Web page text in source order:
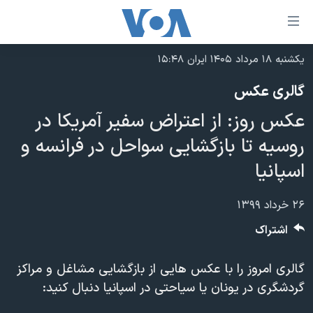
لینکهای
قابل
دسترسی
جهش
محتوای
اصلی
جهش
به
صفحه
جهش
جستجو
نسخه سبک وب‌سایت
موضوع ها
ایران
آمریکا
جهان
ورزشی
ویژه برنامه‌ها
برنامه های تلویزیونی
جدول برنامه ها
صفحه‌های ویژه
جام جهانی ۲۰۲۶
۲۵۰سالگی آمریکا
فرکانس‌های صدای آمریکا
یادگیری زبان انگلیسی
یکشنبه ۱۸ مرداد ۱۴۰۵ ایران ۱۵:۴۸
گالری عکس
عکس روز: از اعتراض سفیر آمریکا در
روسیه تا بازگشایی سواحل در فرانسه و
اسپانیا
۲۶ خرداد ۱۳۹۹
گالری امروز را با عکس هایی از بازگشایی مشاغل و مراکز
گردشگری در یونان یا سیاحتی در اسپانیا دنبال کنید:
اشتراک